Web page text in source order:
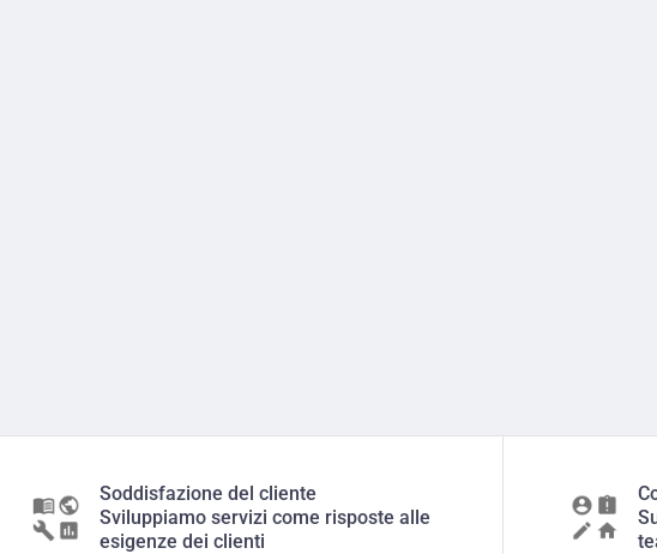
Soddisfazione del cliente
Sviluppiamo servizi come risposte alle
esigenze dei clienti